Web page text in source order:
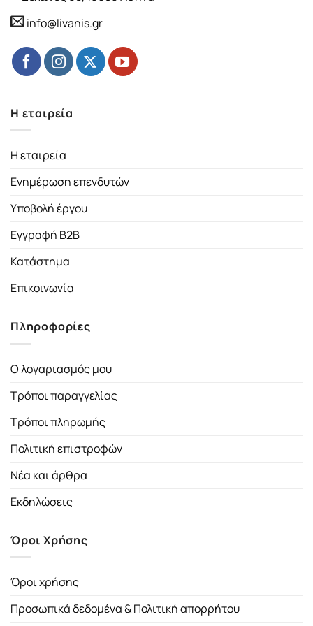
info@livanis.gr
Η εταιρεία
Η εταιρεία
Ενημέρωση επενδυτών
Υποβολή έργου
Εγγραφή B2B
Κατάστημα
Επικοινωνία
Πληροφορίες
Ο λογαριασμός μου
Τρόποι παραγγελίας
Τρόποι πληρωμής
Πολιτική επιστροφών
Νέα και άρθρα
Εκδηλώσεις
Όροι Χρήσης
Όροι χρήσης
Προσωπικά δεδομένα & Πολιτική απορρήτου